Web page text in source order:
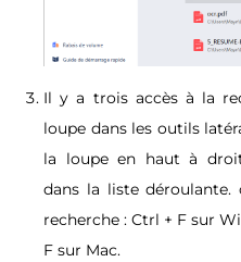
Il y a trois accès à la
loupe dans les outils
la loupe en haut à
dans la liste déroulante.
recherche : Ctrl + F sur
F sur Mac.